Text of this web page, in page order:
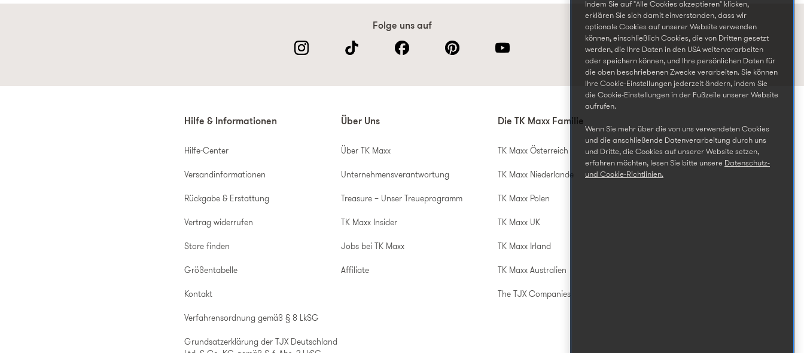
Folge uns auf
Hilfe & Informationen
Hilfe-Center
Versandinformationen
Rückgabe & Erstattung
Vertrag widerrufen
Store finden
Größentabelle
Kontakt
Verfahrensordnung gemäß § 8 LkSG
Grundsatzerklärung der TJX Deutschland
Über Uns
Über TK Maxx
Unternehmensverantwortung
Treasure – Unser Treueprogramm
TK Maxx Insider
Jobs bei TK Maxx
Affiliate
Die TK Maxx Familie
TK Maxx Österreich
TK Maxx Niederlande
TK Maxx Polen
TK Maxx UK
TK Maxx Irland
TK Maxx Australien
The TJX Companies
Indem Sie auf "Alle Cookies akzeptieren" klicken,
erklären Sie sich damit einverstanden, dass wir
optionale Cookies auf unserer Website verwenden
können, einschließlich Cookies, die von Dritten gesetzt
werden, die Ihre Daten in den USA weiterverarbeiten
oder speichern können, und Ihre persönlichen Daten für
die oben beschriebenen Zwecke verarbeiten. Sie können
Ihre Cookie-Einstellungen jederzeit ändern, indem Sie
die Cookie-Einstellungen in der Fußzeile unserer Website
aufrufen.
Wenn Sie mehr über die von uns verwendeten Cookies
und die anschließende Datenverarbeitung durch uns
und Dritte, die Cookies auf unserer Website setzen,
erfahren möchten, lesen Sie bitte unsere Datenschutz-
und Cookie-Richtlinien.